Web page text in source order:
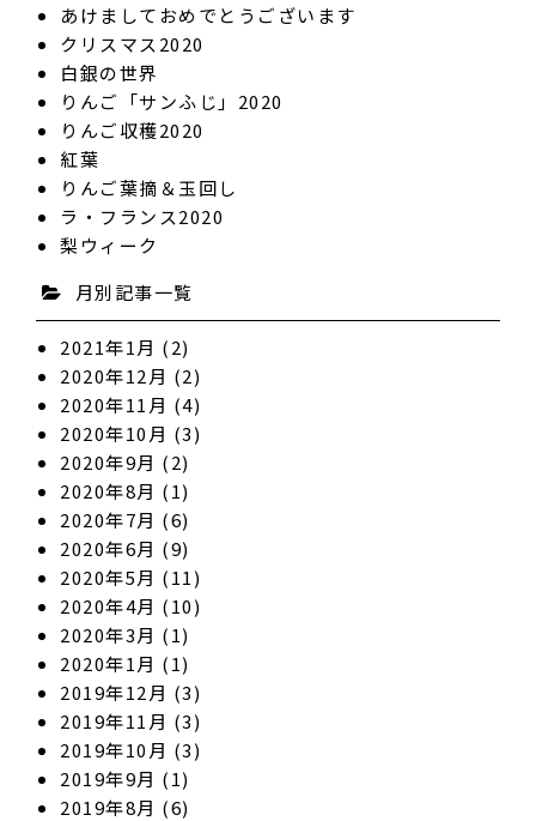
あけましておめでとうございます
クリスマス2020
白銀の世界
りんご「サンふじ」2020
りんご収穫2020
紅葉
りんご葉摘＆玉回し
ラ・フランス2020
梨ウィーク
月別記事一覧
2021年1月 (2)
2020年12月 (2)
2020年11月 (4)
2020年10月 (3)
2020年9月 (2)
2020年8月 (1)
2020年7月 (6)
2020年6月 (9)
2020年5月 (11)
2020年4月 (10)
2020年3月 (1)
2020年1月 (1)
2019年12月 (3)
2019年11月 (3)
2019年10月 (3)
2019年9月 (1)
2019年8月 (6)